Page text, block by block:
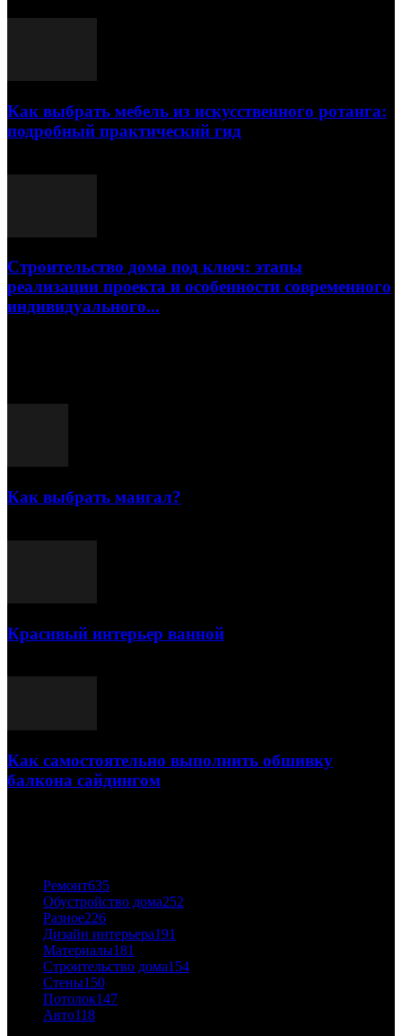
Как выбрать мебель из искусственного ротанга:
подробный практический гид
Строительство дома под ключ: этапы
реализации проекта и особенности современного
индивидуального...
Как выбрать мангал?
Красивый интерьер ванной
Как самостоятельно выполнить обшивку
балкона сайдингом
Ремонт635
Обустройство дома252
Разное226
Дизайн интерьера191
Материалы181
Строительство дома154
Стены150
Потолок147
Авто118